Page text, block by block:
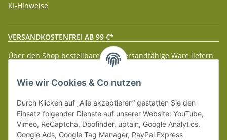
KI-Hinweise
VERSANDKOSTENFREI AB 99 €*
Über den Shop bestellbare paketversandfähige Ware liefern
wir innerhalb Deutschland (Festland) ab 99 € * Warenwert
versandkostenfrei.
Weitere Versanddetails entnehmen Sie bitte unserenLiefer-
und Zahlungsbedingungen.
Wie wir Cookies & Co nutzen
Durch Klicken auf „Alle akzeptieren“ gestatten Sie den
Einsatz folgender Dienste auf unserer Website: YouTube,
Vimeo, ReCaptcha, Doofinder, uptain, Google Analytics,
Google Ads, Google Tag Manager, PayPal Express